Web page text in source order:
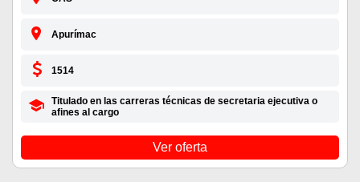
Apurímac
1514
Titulado en las carreras técnicas de secretaria ejecutiva o
afines al cargo
Ver oferta